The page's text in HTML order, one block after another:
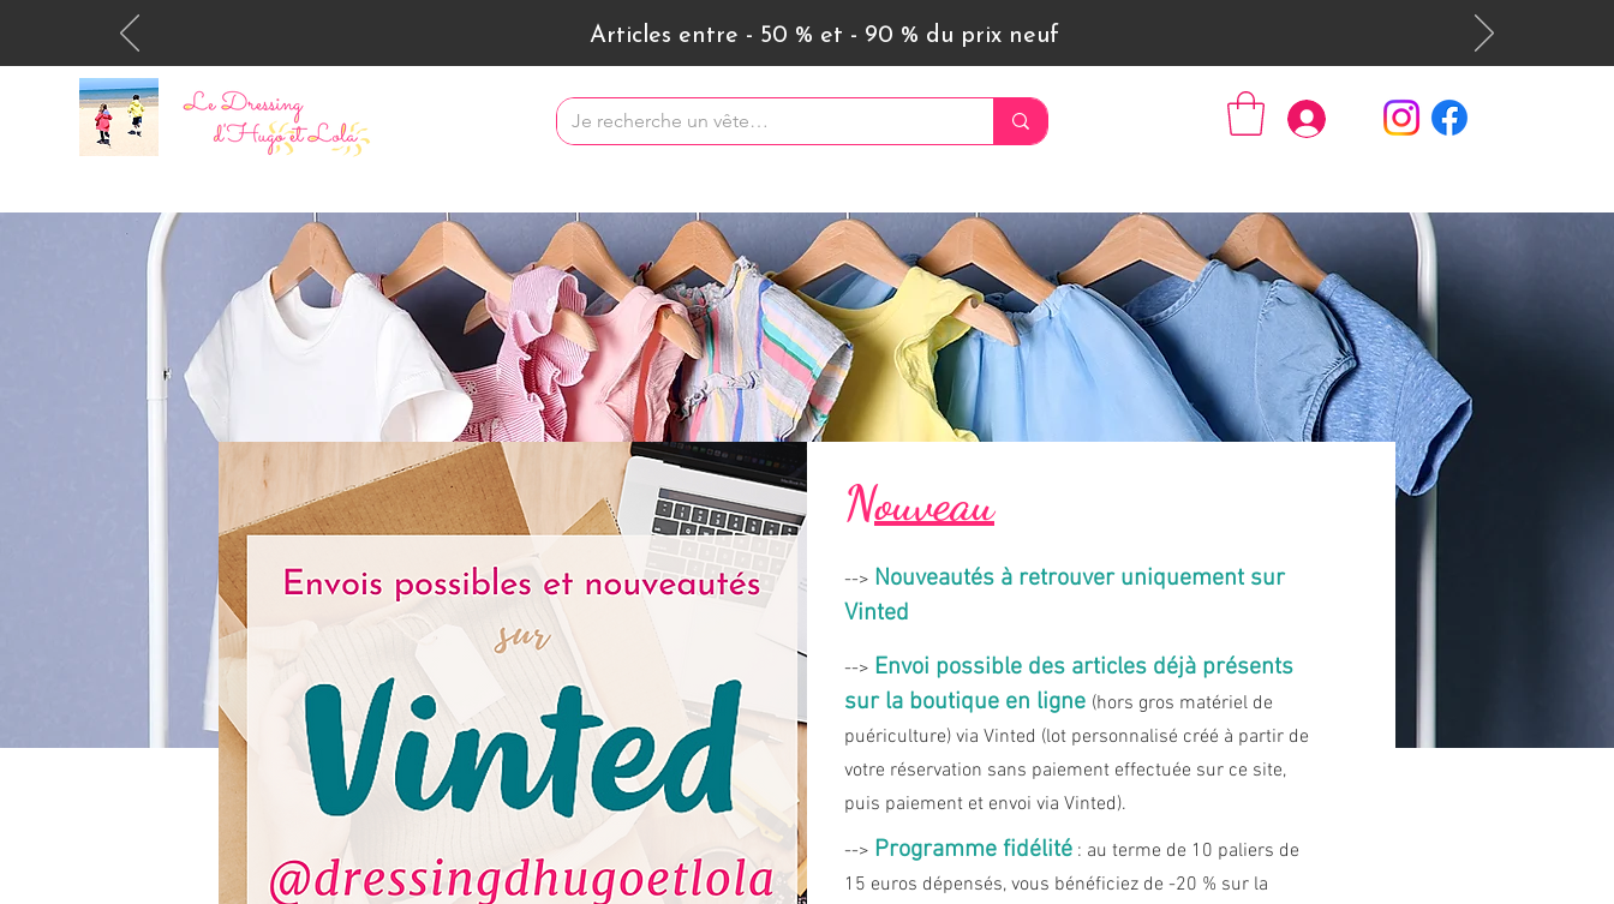
Articles entre - 50 % et - 90 % du prix neuf
Se connecter
Nouveau
--> Nouveautés à retrouver uniquement sur
Vinted
--> Envoi possible des articles déjà présents
sur la boutique en ligne (hors gros matériel de
puériculture) via Vinted (lot personnalisé créé à partir de
votre réservation sans paiement effectuée sur ce site,
puis paiement et envoi via Vinted).
--> Programme fidélité : au terme de 10 paliers de
15 euros dépensés, vous bénéficiez de -20 % sur la